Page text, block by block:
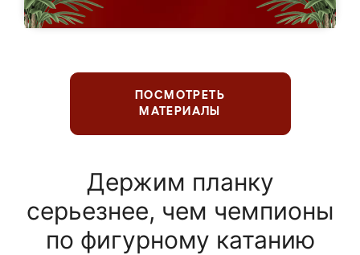
ПОСМОТРЕТЬ
МАТЕРИАЛЫ
Держим планку
серьезнее, чем чемпионы
по фигурному катанию